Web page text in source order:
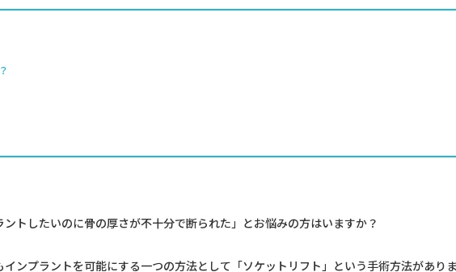
トしたいのに骨の厚さが不十分で断られた」とお悩みの方はいますか？
ンプラントを可能にする一つの方法として「ソケットリフト」という手術方法がありま